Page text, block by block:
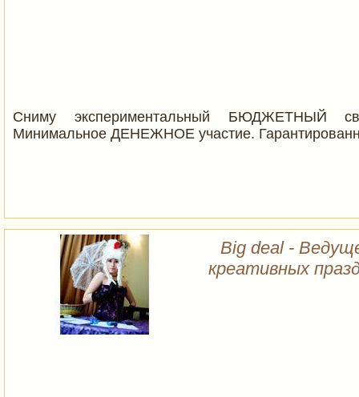
Сниму экспериментальный БЮДЖЕТНЫЙ
Минимальное ДЕНЕЖНОЕ участие.
Big deal -
креативных